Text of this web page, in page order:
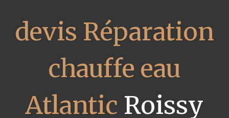
devis Réparation
chauffe eau
Atlantic Roissy